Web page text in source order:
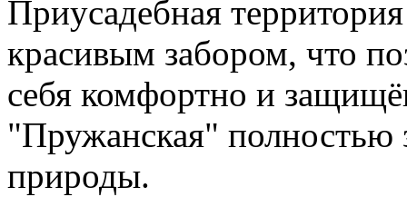
Приусадебная
красивым забором, что
себя комфортно и
"Пружанская"
природы.